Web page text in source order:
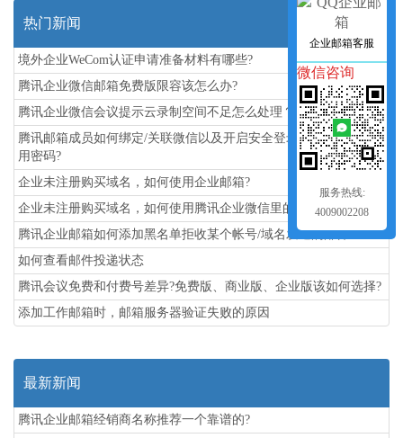
热门新闻
境外企业WeCom认证申请准备材料有哪些?
腾讯企业微信邮箱免费版限容该怎么办?
腾讯企业微信会议提示云录制空间不足怎么处理？
腾讯邮箱成员如何绑定/关联微信以及开启安全登录获取客户端专
用密码?
企业未注册购买域名，如何使用企业邮箱?
企业未注册购买域名，如何使用腾讯企业微信里的关联企业邮箱?
腾讯企业邮箱如何添加黑名单拒收某个帐号/域名发送的邮件?
如何查看邮件投递状态
腾讯会议免费和付费号差异?免费版、商业版、企业版该如何选择?
添加工作邮箱时，邮箱服务器验证失败的原因
最新新闻
腾讯企业邮箱经销商名称推荐一个靠谱的?
企业邮箱客服
微信咨询
服务热线:
4009002208